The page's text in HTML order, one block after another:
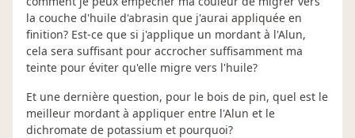
la couche d'huile d'abrasin que j'aurai appliquée en
finition? Est-ce que si j'applique un mordant à l'Alun,
cela sera suffisant pour accrocher suffisamment ma
teinte pour éviter qu'elle migre vers l'huile?
Et une dernière question, pour le bois de pin, quel est le
meilleur mordant à appliquer entre l'Alun et le
dichromate de potassium et pourquoi?